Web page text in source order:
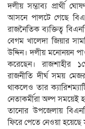
দলীয় সম্ভাব্য প্রার্থী
আসনে পালটে গেছে
রাজনৈতিক ব্যক্তিত্ব
বেগম খালেদা জিয়ার
উদ্দিন। দলীয় মনোনয়ন
করেছেন। রাজশাহীর
রাজনীতি দীর্ঘ সময়
থাকলেও তার
নেতাকর্মীরা অল্প সময়েই
তানোর উপজেলায়
ফিরে পেতে নেওয়া